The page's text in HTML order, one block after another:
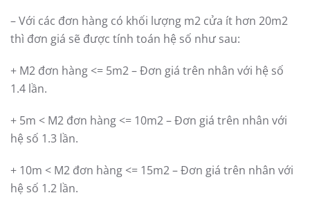
– Với các đơn hàng có khối lượng m2 cửa ít hơn 20m2
thì đơn giá sẽ được tính toán hệ số như sau:
+ M2 đơn hàng <= 5m2 – Đơn giá trên nhân với hệ số
1.4 lần.
+ 5m < M2 đơn hàng <= 10m2 – Đơn giá trên nhân với
hệ số 1.3 lần.
+ 10m < M2 đơn hàng <= 15m2 – Đơn giá trên nhân với
hệ số 1.2 lần.